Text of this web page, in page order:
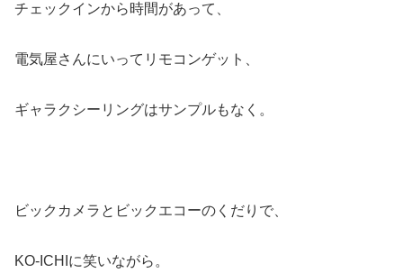
チェックインから時間があって、
電気屋さんにいってリモコンゲット、
ギャラクシーリングはサンプルもなく。
ビックカメラとビックエコーのくだりで、
KO-ICHIに笑いながら。